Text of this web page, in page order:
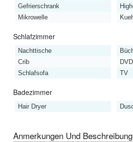
Gefrierschrank
Mikrowelle
Schlafzimmer
Nachttische
Crib
DVD
Schlafsofa
TV
Badezimmer
Hair Dryer
Anmerkungen Und